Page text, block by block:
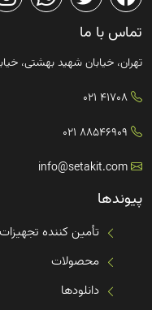
تماس با ما
تهران، خیابان شهید بهشتی، خیابان
41708 021
88546909 021
info@setakit.com
پیوندها
تأمین کننده
محصولات
دانلودها